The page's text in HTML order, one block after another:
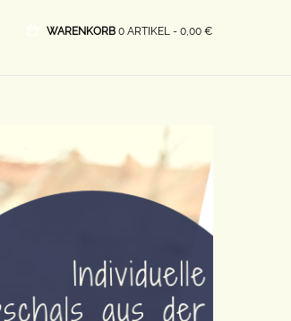
WARENKORB 0 ARTIKEL - 0,00 €